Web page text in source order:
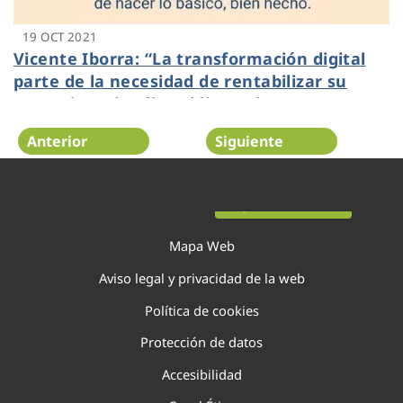
19 OCT 2021
Vicente Iborra: “La transformación digital
parte de la necesidad de rentabilizar su
operativa e implica obligatoriamente
análisis, inversión y formación”
Anterior Siguiente
Mapa Web
Aviso legal y privacidad de la web
Política de cookies
Protección de datos
Accesibilidad